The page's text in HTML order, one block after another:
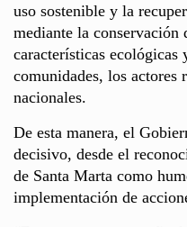
uso sostenible y la
mediante la conservación
características
comunidades, los actores
nacionales.
De esta manera, el
decisivo, desde el
de Santa Marta como
implementación de